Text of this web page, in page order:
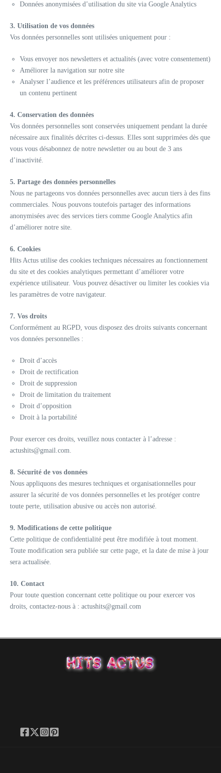
Données anonymisées d’utilisation du site via Google Analytics
3. Utilisation de vos données
Vos données personnelles sont utilisées uniquement pour :
Vous envoyer nos newsletters et actualités (avec votre consentement)
Améliorer la navigation sur notre site
Analyser l’audience et les préférences utilisateurs afin de proposer
un contenu pertinent
4. Conservation des données
Vos données personnelles sont conservées uniquement pendant la durée
nécessaire aux finalités décrites ci-dessus. Elles sont supprimées dès que
vous vous désabonnez de notre newsletter ou au bout de 3 ans
d’inactivité.
5. Partage des données personnelles
Nous ne partageons vos données personnelles avec aucun tiers à des fins
commerciales. Nous pouvons toutefois partager des informations
anonymisées avec des services tiers comme Google Analytics afin
d’améliorer notre site.
6. Cookies
Hits Actus utilise des cookies techniques nécessaires au fonctionnement
du site et des cookies analytiques permettant d’améliorer votre
expérience utilisateur. Vous pouvez désactiver ou limiter les cookies via
les paramètres de votre navigateur.
7. Vos droits
Conformément au RGPD, vous disposez des droits suivants concernant
vos données personnelles :
Droit d’accès
Droit de rectification
Droit de suppression
Droit de limitation du traitement
Droit d’opposition
Droit à la portabilité
Pour exercer ces droits, veuillez nous contacter à l’adresse :
actushits@gmail.com.
8. Sécurité de vos données
Nous appliquons des mesures techniques et organisationnelles pour
assurer la sécurité de vos données personnelles et les protéger contre
toute perte, utilisation abusive ou accès non autorisé.
9. Modifications de cette politique
Cette politique de confidentialité peut être modifiée à tout moment.
Toute modification sera publiée sur cette page, et la date de mise à jour
sera actualisée.
10. Contact
Pour toute question concernant cette politique ou pour exercer vos
droits, contactez-nous à : actushits@gmail.com